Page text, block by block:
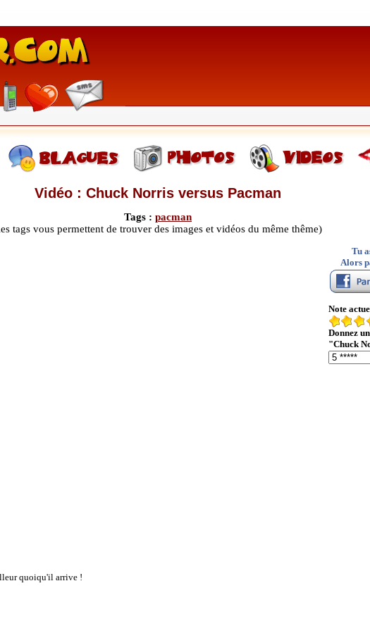
Vidéo : Chuck Norris versus Pacman
Tags : pacman
tags vous permettent de trouver des images et vidéos du même thême)
quoiqu'il arrive !
Tu
Alors
Note
Donnez
"Chuck